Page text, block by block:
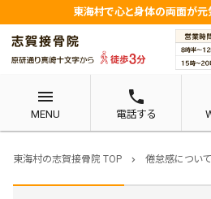
東海村で心と身体の両面が
menu
MENU
phone
電話する
東海村の志賀接骨院 TOP chevron_right 倦怠感について